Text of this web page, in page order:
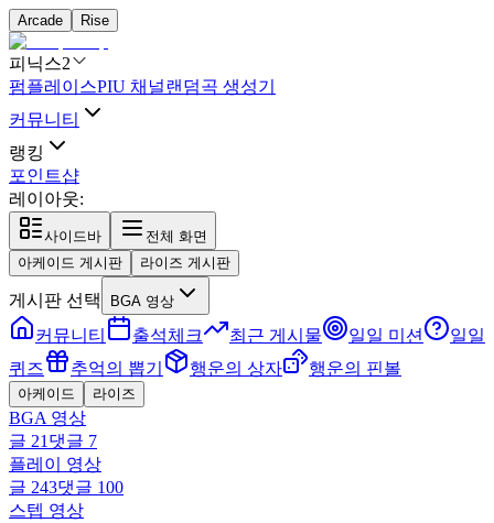
Arcade Rise
피닉스2
펌플레이스PIU 채널랜덤곡 생성기
커뮤니티
랭킹
포인트샵
레이아웃:
사이드바
전체 화면
아케이드 게시판
라이즈 게시판
게시판 선택 BGA 영상
커뮤니티 출석체크 최근 게시물 일일 미션
일일
퀴즈
추억의 뽑기 행운의 상자 행운의 핀볼
아케이드 라이즈
BGA 영상
글 21 댓글 7
플레이 영상
글 243댓글 100
스텝 영상